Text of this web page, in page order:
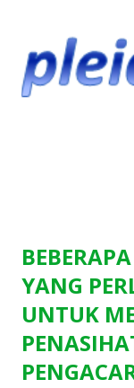
selama bertahun-
Pada suatu kolam
YANG
UNTUK